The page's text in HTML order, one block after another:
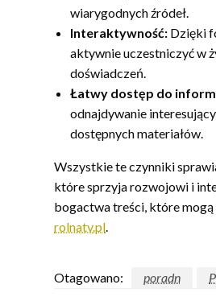
wiarygodnych źródeł.
Interaktywność: Dzięki
aktywnie uczestniczyć w
doświadczeń.
Łatwy dostęp do
odnajdywanie
dostępnych materiałów.
Wszystkie te czynniki
które sprzyja rozwojowi i
bogactwa treści, które
rolnatv.pl.
Otagowano: poradn